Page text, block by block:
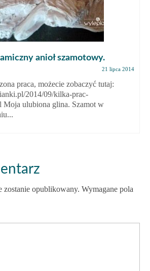
anioł szamotowy.
21 lipca 2014
praca, możecie zobaczyć tutaj:
2014/09/kilka-prac-
Moja ulubiona glina. Szamot w
zostanie opublikowany. Wymagane pola